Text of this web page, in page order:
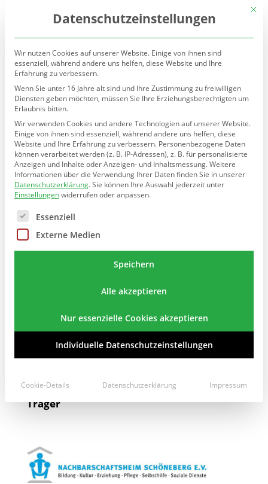
Seite wählen
Schulstation
An der Teltow-Grundschule gibt es seit November 2001
„Jugendhilfe an Schule“ (nach §13 SGB VIII) mit einer
Schulstation.
Die Schulsozialarbeit fördert die Kinder bei ihrer
sowie Begleitung bei individuellen Schwierigkeiten.
Projektangeboten, Förderung sozialem Engagements,
Dabei ist auch die Elternarbeit ein wichtiger Bestandteil der
Arbeit.
Die Schulsozialarbeiterin ist Mitglied der ESL und arbeitet
eng mit der Schule zusammen.
Träger
Mit
Datenschutzeinstellungen
Wir nutzen Cookies auf unserer Website. Einige von ihnen sind
essenziell, während andere uns helfen, diese Website und Ihre
Erfahrung zu verbessern.
Wenn Sie unter 16 Jahre alt sind und Ihre Zustimmung zu freiwilligen
Diensten geben möchten, müssen Sie Ihre Erziehungsberechtigten um
Erlaubnis bitten.
Wir verwenden Cookies und andere Technologien auf unserer Website.
Einige von ihnen sind essenziell, während andere uns helfen, diese
Website und Ihre Erfahrung zu verbessern. Personenbezogene Daten
können verarbeitet werden (z. B. IP-Adressen), z. B. für personalisierte
Anzeigen und Inhalte oder Anzeigen- und Inhaltsmessung.Weitere
Informationen über die Verwendung Ihrer Daten finden Sie in unserer
Datenschutzerklärung.Sie können Ihre Auswahl jederzeit unter
Einstellungenwiderrufen oder anpassen.
Es folgt eine Liste der Service-Gruppen, für die eine
Essenziell
Externe Medien
Speichern
Alle akzeptieren
Nur essenzielle Cookies akzeptieren
Individuelle Datenschutzeinstellungen
Cookie-Details Datenschutzerklärung Impressum